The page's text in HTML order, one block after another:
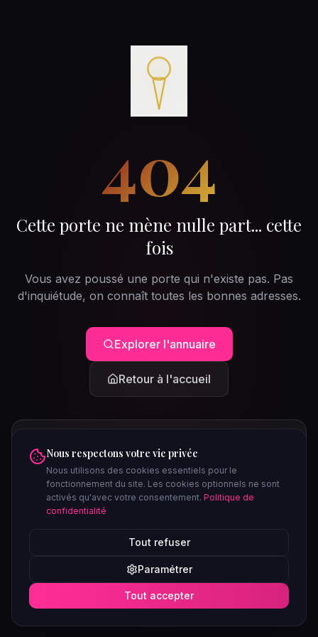
404
Cette porte ne mène nulle part... cette
fois
Vous avez poussé une porte qui n'existe pas. Pas
d'inquiétude, on connaît toutes les bonnes adresses.
Explorer l'annuaire
Retour à l'accueil
Soirées ce week-end
Nous respectons votre vie privée
Nous utilisons des cookies essentiels pour le
fonctionnement du site. Les cookies optionnels ne sont
activés qu'avec votre consentement. Politique de
confidentialité
Tout refuser
Paramétrer
Tout accepter